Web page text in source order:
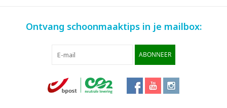
Ontvang schoonmaaktips in je mailbox:
ABONNEER